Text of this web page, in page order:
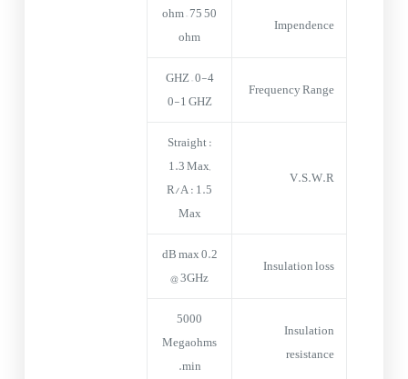
Impendence
50 ohm – 75
ohm
Frequency Range
0-4 GHZ –
0-1 GHZ
V.S.W.R
Straight :
1.3 Max,
R/A : 1.5
Max
Insulation loss
0.2 dB max
@ 3GHz
Insulation
resistance
5000
Megaohms
min.